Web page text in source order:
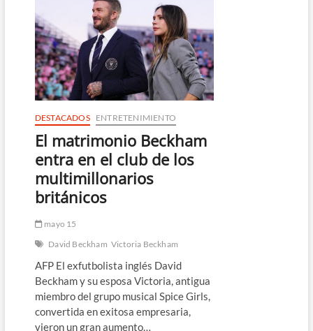
cargamento
la
marca
de
Kim
Kardashian
en
Reino
Unido
DESTACADOS ENTRETENIMIENTO
El matrimonio Beckham
entra en el club de los
multimillonarios
británicos
mayo 15
David Beckham Victoria Beckham
AFP El exfutbolista inglés David
Beckham y su esposa Victoria, antigua
miembro del grupo musical Spice Girls,
convertida en exitosa empresaria,
vieron un gran aumento…